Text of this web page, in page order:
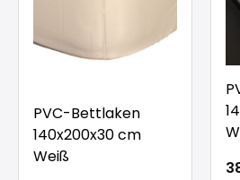
PVC-Bettlaken
140x200x30 cm
Weiß